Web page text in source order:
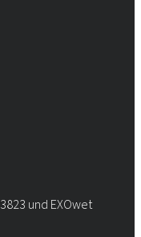
und EXOwet